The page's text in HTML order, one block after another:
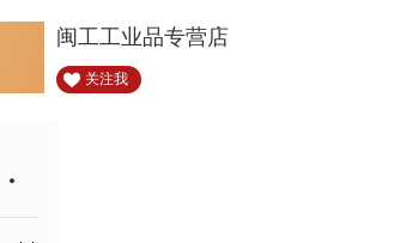
闽工工业品专营店
关注我